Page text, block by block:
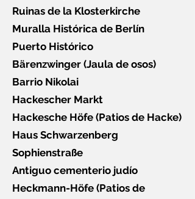
Ruinas de la Klosterkirche
Muralla Histórica de Berlín
Puerto Histórico
Bärenzwinger (Jaula de osos)
Barrio Nikolai
Hackescher Markt
Hackesche Höfe (Patios de Hacke)
Haus Schwarzenberg
Sophienstraße
Antiguo cementerio judío
Heckmann-Höfe (Patios de